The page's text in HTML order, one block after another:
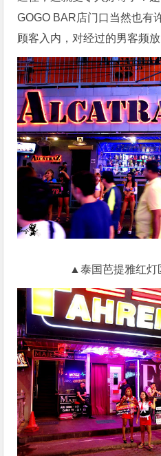
GOGO BAR店门口当然也有
顾客入内，对经过的男客频放
▲泰国芭提雅红灯